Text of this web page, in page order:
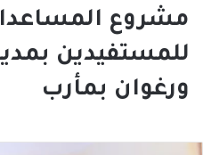
مشروع
للمستفيدين
ورغوان بمأرب